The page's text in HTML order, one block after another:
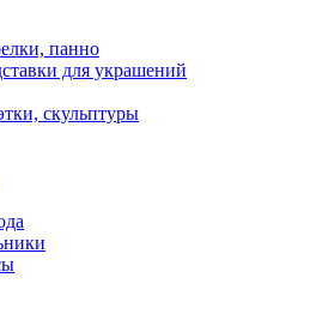
панно
для украшений
скульптуры